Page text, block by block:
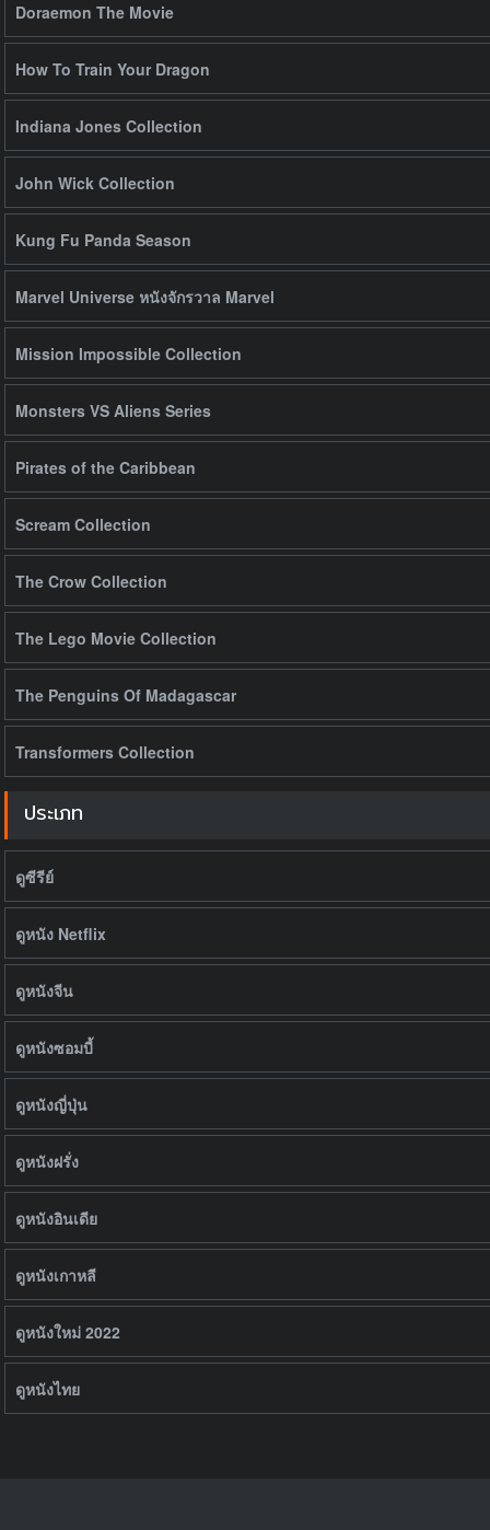
ประเภท
ดูซีรีย์
ดูหนัง Netflix
ดูหนังจีน
ดูหนังซอมบี้
ดูหนังญี่ปุ่น
ดูหนังฝรั่ง
ดูหนังอินเดีย
ดูหนังเกาหลี
ดูหนังใหม่ 2022
ดูหนังไทย
Doraemon The Movie
How To Train Your Dragon
Indiana Jones Collection
John Wick Collection
Kung Fu Panda Season
Marvel Universe หนังจักรวาล Marvel
Mission Impossible Collection
Monsters VS Aliens Series
Pirates of the Caribbean
Scream Collection
The Crow Collection
The Lego Movie Collection
The Penguins Of Madagascar
Transformers Collection